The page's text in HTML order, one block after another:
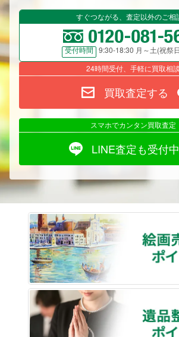
すぐつながる、査定以外のご相
受付時間
9:30-18:30 月～土(祝祭
24時間受付、手軽に買取相談
買取査定する
スマホでカンタン買取査定
LINE査定も受付中